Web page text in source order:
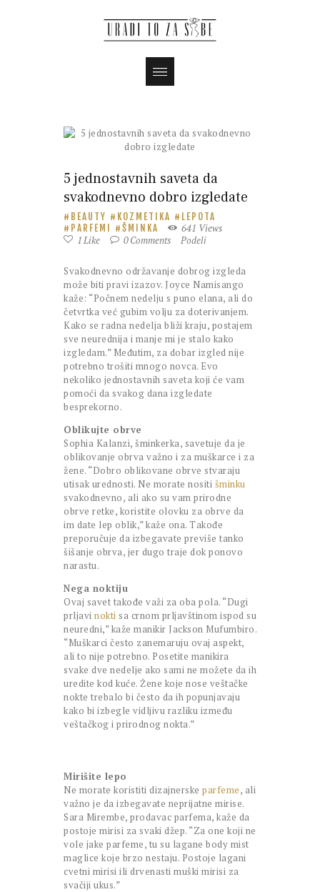
5 jednostavnih saveta da
svakodnevno dobro izgledate
BEAUTY KOZMETIKA
LEPOTA
PARFEMI
ŠMINKA 641 Views
1Like 0Comments Podeli
Svakodnevno održavanje dobrog izgleda
može biti pravi izazov. Joyce Namisango
kaže: “Počnem nedelju s puno elana, ali do
četvrtka već gubim volju za doterivanjem.
Kako se radna nedelja bliži kraju, postajem
sve neurednija i manje mi je stalo kako
izgledam.” Međutim, za dobar izgled nije
potrebno trošiti mnogo novca. Evo
nekoliko jednostavnih saveta koji će vam
pomoći da svakog dana izgledate
besprekorno.
Oblikujte obrve
Sophia Kalanzi, šminkerka, savetuje da je
oblikovanje obrva važno i za muškarce i za
žene. “Dobro oblikovane obrve stvaraju
utisak urednosti. Ne morate nositi šminku
svakodnevno, ali ako su vam prirodne
obrve retke, koristite olovku za obrve da
im date lep oblik,” kaže ona. Takođe
preporučuje da izbegavate previše tanko
šišanje obrva, jer dugo traje dok ponovo
narastu.
Nega noktiju
Ovaj savet takođe važi za oba pola. “Dugi
prljavi nokti sa crnom prljavštinom ispod su
neuredni,” kaže manikir Jackson Mufumbiro.
“Muškarci često zanemaruju ovaj aspekt,
ali to nije potrebno. Posetite manikira
svake dve nedelje ako sami ne možete da ih
uredite kod kuće. Žene koje nose veštačke
nokte trebalo bi često da ih popunjavaju
kako bi izbegle vidljivu razliku između
veštačkog i prirodnog nokta.”
Mirišite lepo
Ne morate koristiti dizajnerske parfeme, ali
važno je da izbegavate neprijatne mirise.
Sara Mirembe, prodavac parfema, kaže da
postoje mirisi za svaki džep. “Za one koji ne
vole jake parfeme, tu su lagane body mist
maglice koje brzo nestaju. Postoje lagani
cvetni mirisi ili drvenasti muški mirisi za
svačiji ukus.”